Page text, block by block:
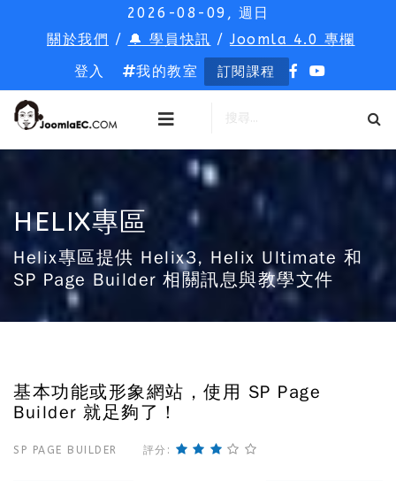
2026-08-09, 週日
關於我們 / 🔔 學員快訊 /Joomla 4.0 專欄
登入
我的教室 訂閱課程
HELIX專區
Helix專區提供 Helix3, Helix Ultimate 和
SP Page Builder 相關訊息與教學文件
基本功能或形象網站，使用 SP Page
Builder 就足夠了！
SP PAGE BUILDER 評分: